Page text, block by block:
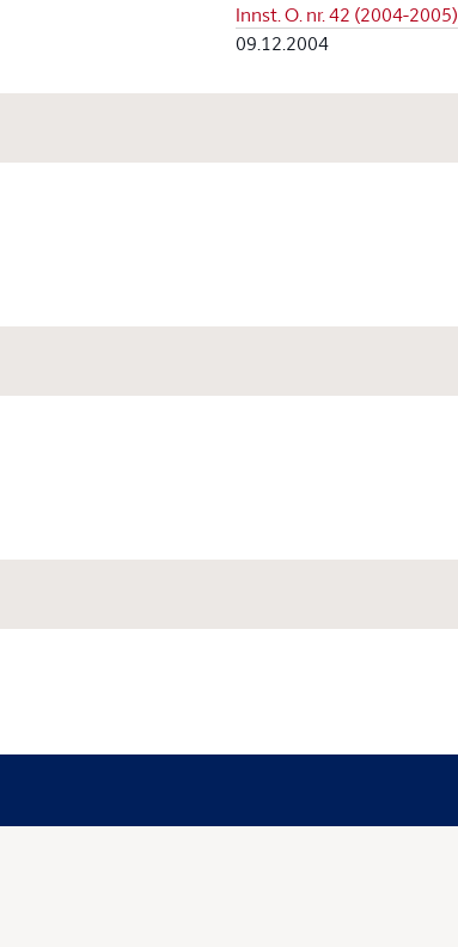
Innst. O. nr. 42 (2004-2005)
09.12.2004